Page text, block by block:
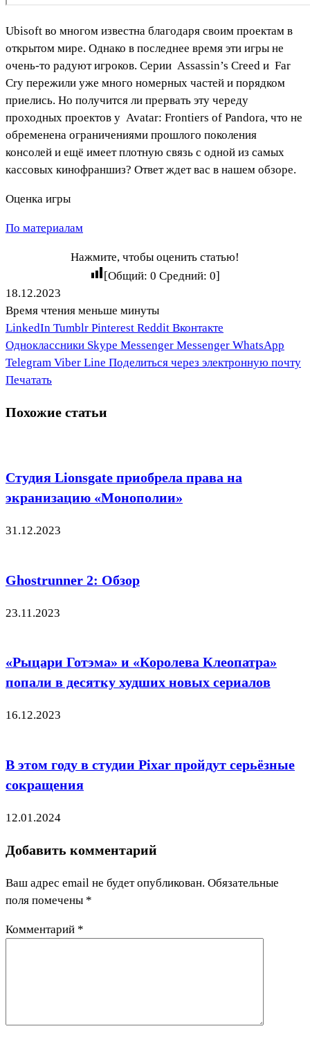
Ubisoft во многом известна благодаря своим проектам в
открытом мире. Однако в последнее время эти игры не
очень-то радуют игроков. Серии Assassin’s Creed и Far
Cry пережили уже много номерных частей и порядком
приелись. Но получится ли прервать эту череду
проходных проектов у Avatar: Frontiers of Pandora, что не
обременена ограничениями прошлого поколения
консолей и ещё имеет плотную связь с одной из самых
кассовых кинофраншиз? Ответ ждет вас в нашем обзоре.
Оценка игры
По материалам
Нажмите, чтобы оценить статью!
[Общий: 0 Средний: 0]
18.12.2023
Время чтения меньше минуты
LinkedIn Tumblr Pinterest Reddit Вконтакте
Одноклассники Skype Messenger Messenger WhatsApp
Telegram Viber Line Поделиться через электронную почту
Печатать
Похожие статьи
Студия Lionsgate приобрела права на
экранизацию «Монополии»
31.12.2023
Ghostrunner 2: Обзор
23.11.2023
«Рыцари Готэма» и «Королева Клеопатра»
попали в десятку худших новых сериалов
16.12.2023
В этом году в студии Pixar пройдут серьёзные
сокращения
12.01.2024
Добавить комментарий
Ваш адрес email не будет опубликован. Обязательные
поля помечены *
Комментарий *